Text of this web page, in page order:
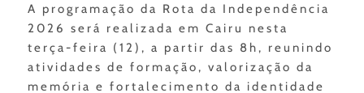
A programação da Rota da Independência
2026 será realizada em Cairu nesta
terça-feira (12), a partir das 8h, reunindo
atividades de formação, valorização da
memória e fortalecimento da identidade